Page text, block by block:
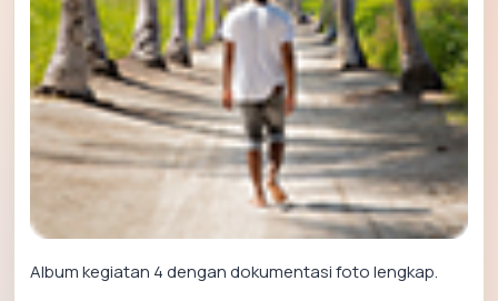
Album kegiatan 4 dengan dokumentasi foto lengkap.